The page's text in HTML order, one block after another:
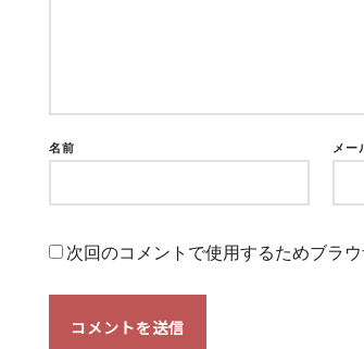
名前 メー
次回のコメントで使用するためブラ